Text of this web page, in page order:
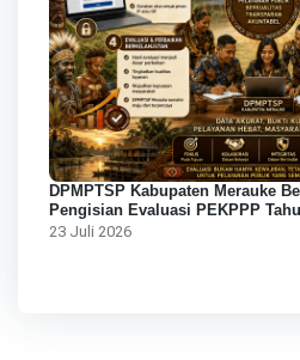
DPMPTSP Kabupaten Merauke
Pengisian Evaluasi PEKPPP
23 Juli 2026